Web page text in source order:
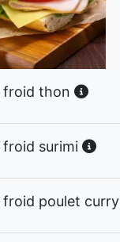
froid thon
surimi
froid poulet curry